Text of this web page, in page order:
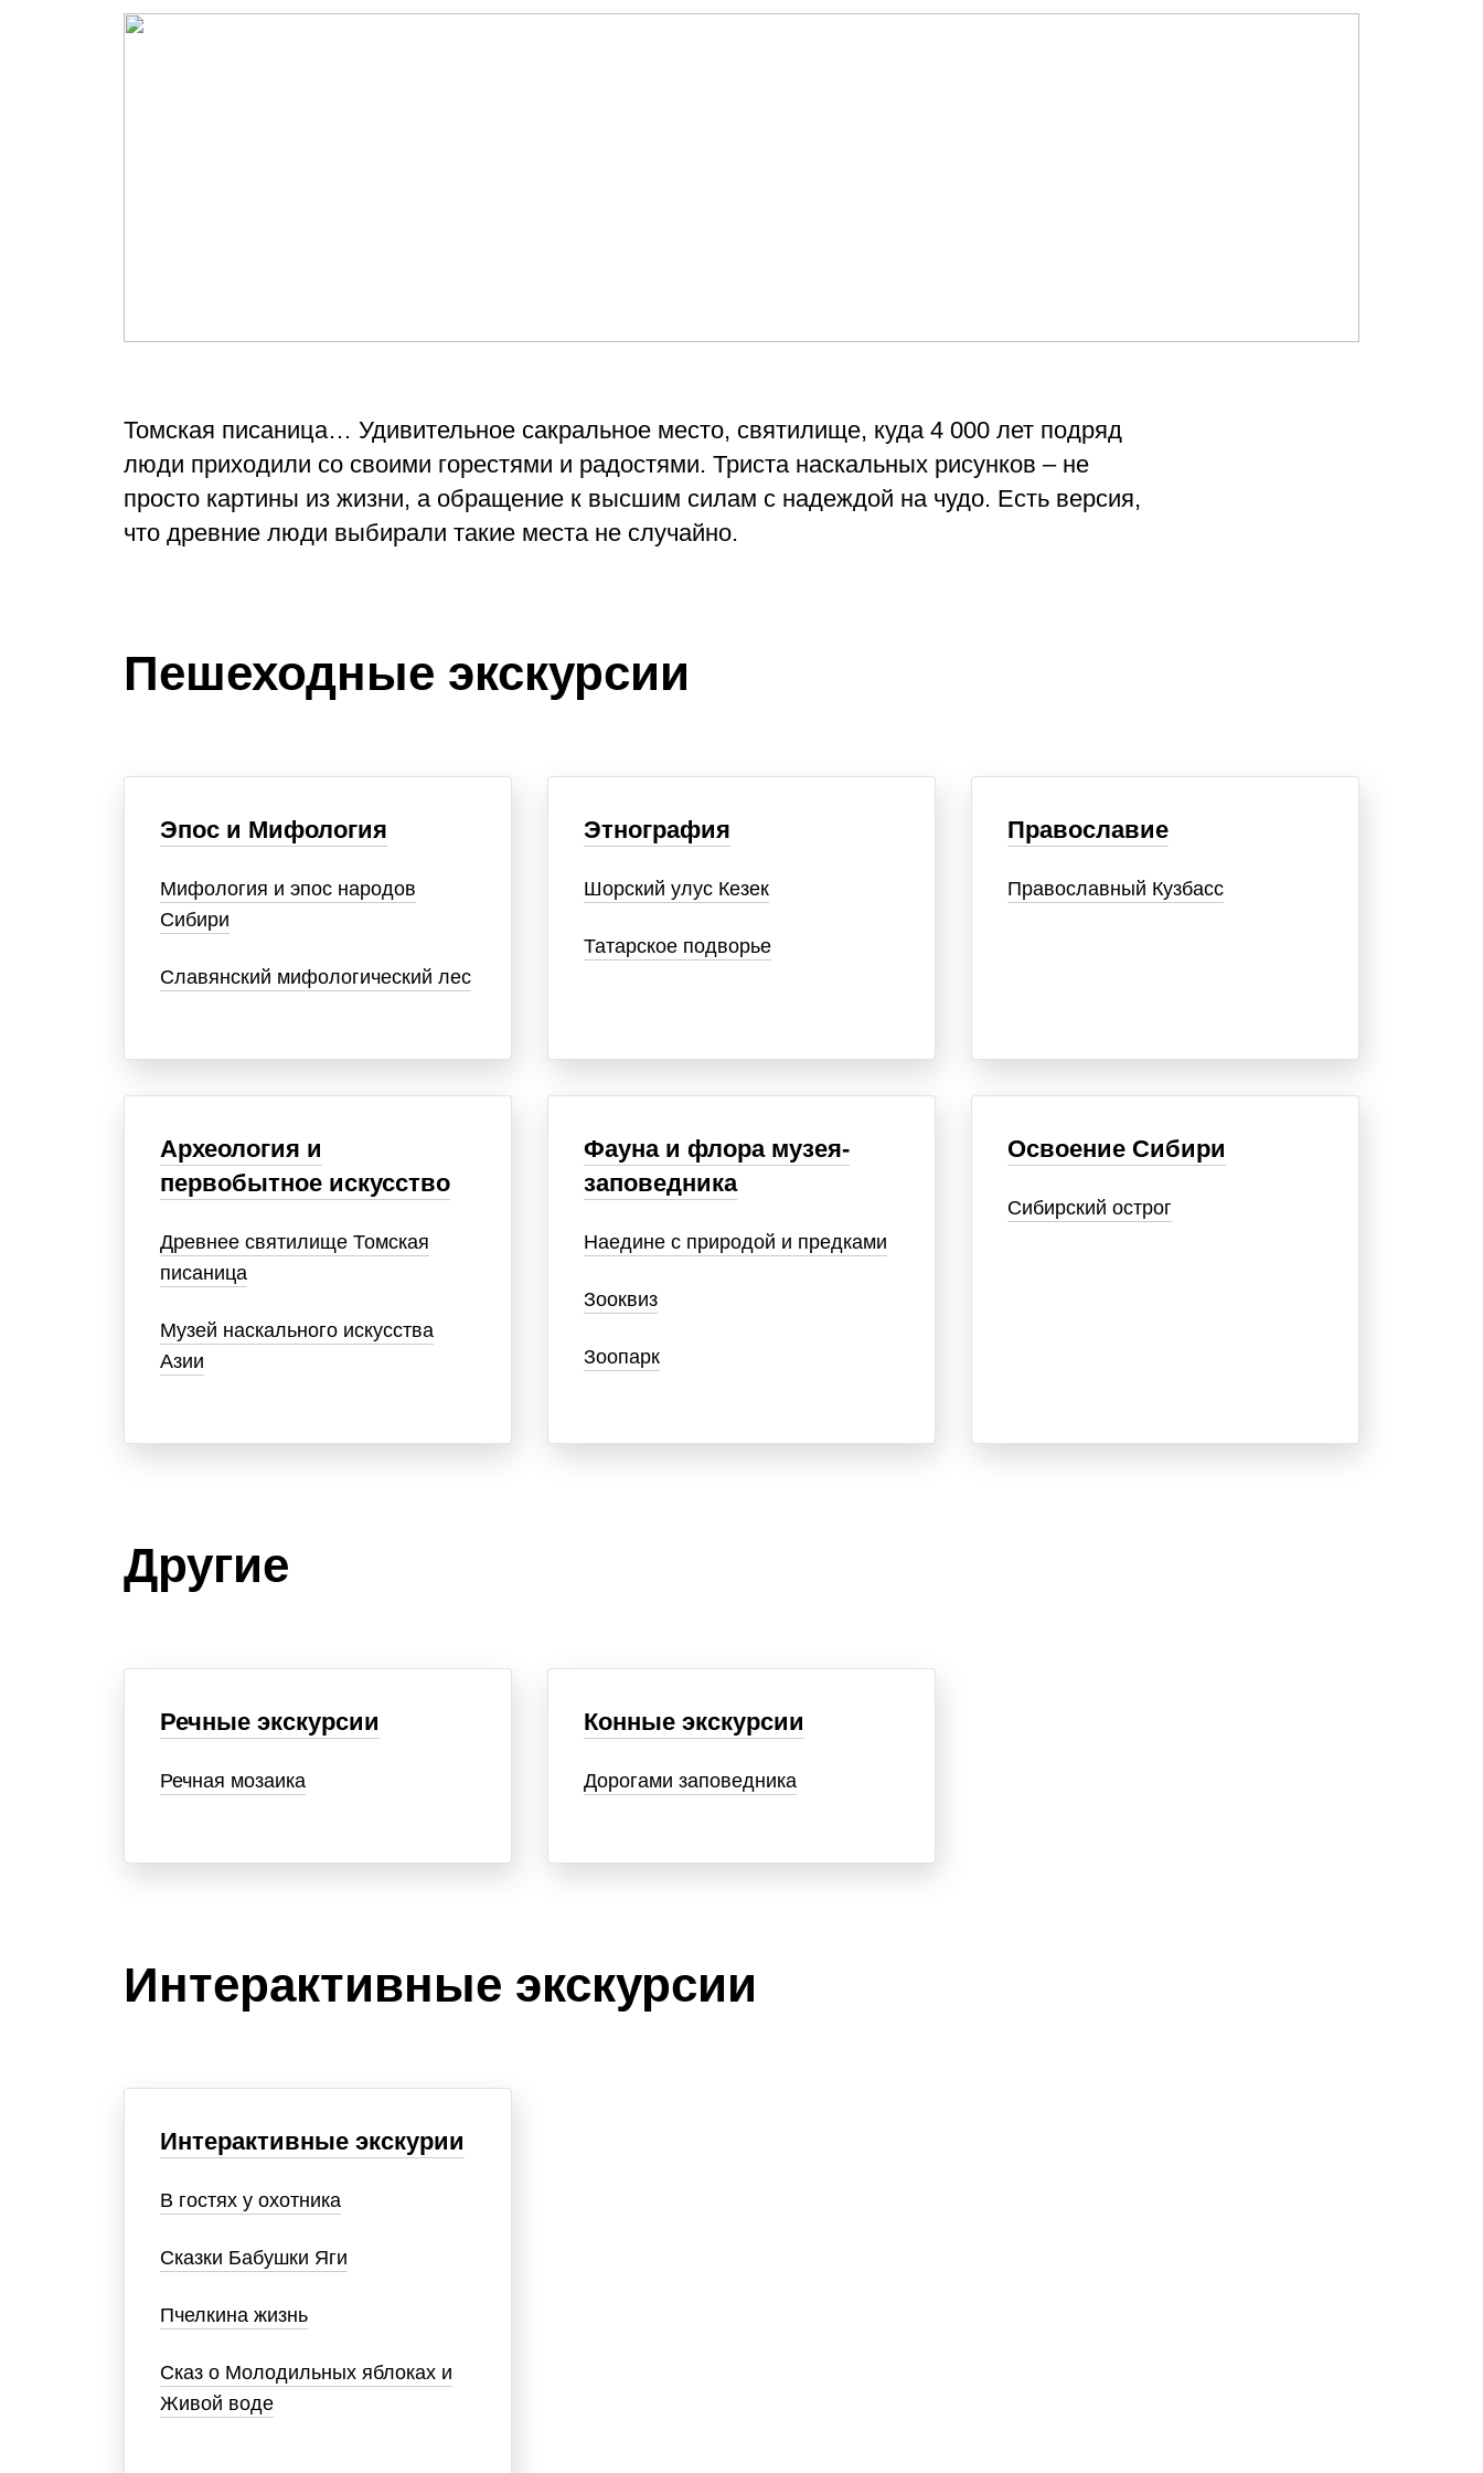
Томская писаница… Удивительное сакральное место, святилище, куда 4 000 лет подряд
люди приходили со своими горестями и радостями. Триста наскальных рисунков – не
просто картины из жизни, а обращение к высшим силам с надеждой на чудо. Есть версия,
что древние люди выбирали такие места не случайно.
Пешеходные экскурсии
Эпос и Мифология
Мифология и эпос народов
Сибири
Славянский мифологический лес
Этнография
Шорский улус Кезек
Татарское подворье
Православие
Православный Кузбасс
Археология и
первобытное искусство
Древнее святилище Томская
писаница
Музей наскального искусства
Азии
Фауна и флора музея-
заповедника
Наедине с природой и предками
Зооквиз
Зоопарк
Освоение Сибири
Сибирский острог
Другие
Речные экскурсии
Речная мозаика
Конные экскурсии
Дорогами заповедника
Интерактивные экскурсии
Интерактивные экскурии
В гостях у охотника
Сказки Бабушки Яги
Пчелкина жизнь
Сказ о Молодильных яблоках и
Живой воде